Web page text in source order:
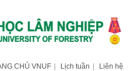
CHỦ VNUF | Lịch tuần | Liên hệ